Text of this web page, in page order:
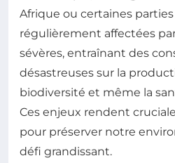
Afrique ou certaines
régulièrement affectées
sévères, entraînant des
désastreuses sur la
biodiversité et même la
Ces enjeux rendent
pour préserver notre
défi grandissant.